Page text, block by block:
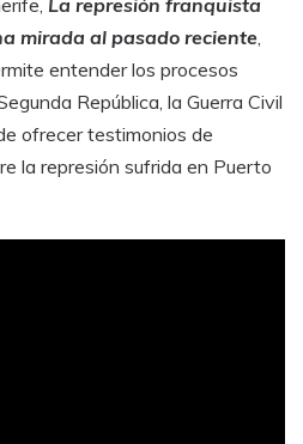
mirada al pasado reciente
entender los procesos
República, la Guerra Civil
ofrecer testimonios de
la represión sufrida en Puerto